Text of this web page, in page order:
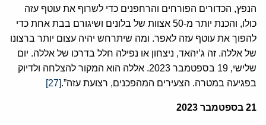
הנפץ, הכדורים הפורחים והרחפנים כדי לשרוף את עוטף עזה
כולו, והכנת יותר מ-50 אצוות של בלונים ושיגורם בבת אחת כדי
להפוך את עוטף עזה לאפר. ומה שיתרחש יהיה עצום יותר ברצונו
של אללה. זה ג’יהאד, ניצחון או נפילה חלל בדרכו של אללה. יום
שלישי, 19 בספטמבר 2023. אללה הוא המקור להצלחה ולדיוק
בפגיעה במטרה. הצעירים המהפכנים, רצועת עזה”.[27]
21 בספטמבר 2023